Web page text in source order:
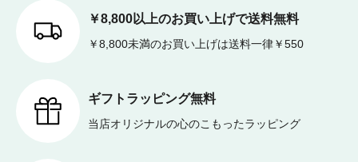
￥8,800以上のお買い上げで送料無料
￥8,800未満のお買い上げは送料一律￥550
ギフトラッピング無料
当店オリジナルの心のこもったラッピング